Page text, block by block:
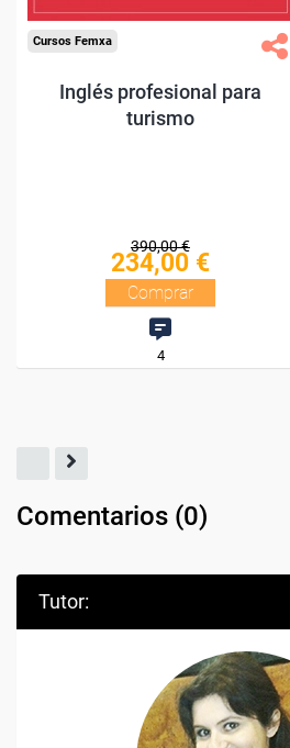
Comentarios (0)
Tutor: